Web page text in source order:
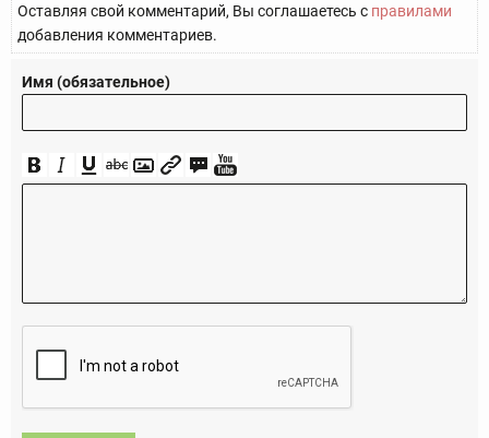
Оставляя свой комментарий, Вы соглашаетесь с правилами
добавления комментариев.
Имя (обязательное)